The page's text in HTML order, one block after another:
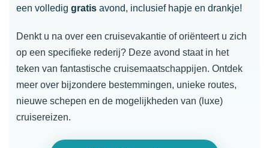
een volledig gratis avond, inclusief hapje en drankje!
Denkt u na over een cruisevakantie of oriënteert u zich
op een specifieke rederij? Deze avond staat in het
teken van fantastische cruisemaatschappijen. Ontdek
meer over bijzondere bestemmingen, unieke routes,
nieuwe schepen en de mogelijkheden van (luxe)
cruisereizen.